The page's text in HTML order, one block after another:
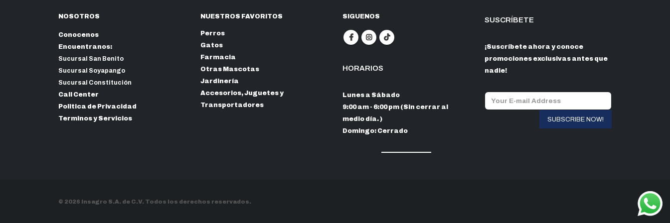
NOSOTROS
Conocenos
Encuentranos:
Sucursal San Benito
Sucursal Soyapango
Sucursal Constitución
Call Center
Politica de Privacidad
Terminos y Servicios
NUESTROS FAVORITOS
Perros
Gatos
Farmacia
Otras Mascotas
Jardinería
Accesorios, Juguetes y
Transportadores
SIGUENOS
HORARIOS
Lunes a Sábado
9:00 am - 6:00 pm (Sin cerrar al
medio día. )
Domingo: Cerrado
SUSCRÍBETE
¡Suscríbete ahora y conoce
promociones exclusivas antes que
nadie!
© 2026 Insagro S.A. de C.V. Todos los derechos reservados.